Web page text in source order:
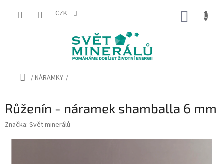
CZK
Domů
/NÁRAMKY /
Růženín - náramek shamballa 6 mm
Značka: Svět minerálů